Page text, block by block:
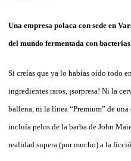
Una empresa polaca con sede en
del mundo fermentada con
Si creías que ya lo habías oído todo
ingredientes raros, ¡sorpresa! Ni la
ballena, ni la línea “Premium” de una
incluía pelos de la barba de John
realidad supera (por mucho) a la